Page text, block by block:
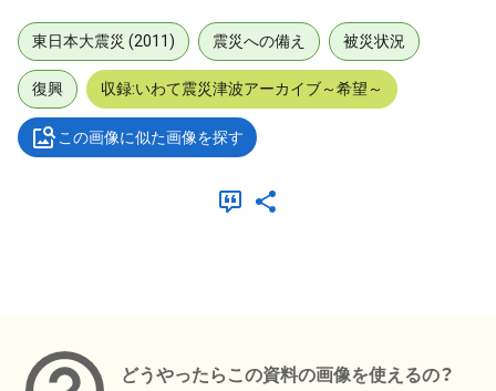
東日本大震災 (2011) 震災への備え 被災状況
復興 収録:いわて震災津波アーカイブ～希望～
この画像に似た画像を探す
どうやったらこの資料の画像を使えるの？